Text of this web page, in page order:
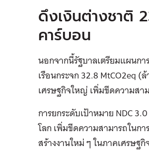
ดึงเงินต่างชาติ
คาร์บอน
นอกจากนี้รัฐบาลเตรียมแผนก
เรือนกระจก 32.8 MtCO2eq
เศรษฐกิจใหญ่ เพิ่มขีดความสา
การยกระดับเป้าหมาย NDC
โลก เพิ่มขีดความสามารถในก
สร้างงานใหม่ ๆ ในภาคเศรษ